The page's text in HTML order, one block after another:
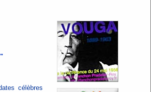
célèbres